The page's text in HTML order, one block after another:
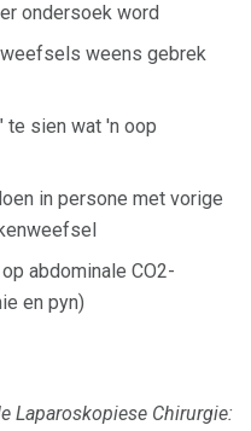
ondersoek word
weens gebrek
te sien wat 'n oop
in persone met vorige
abdominale CO2-
en pyn)
Laparoskopiese Chirurgie: